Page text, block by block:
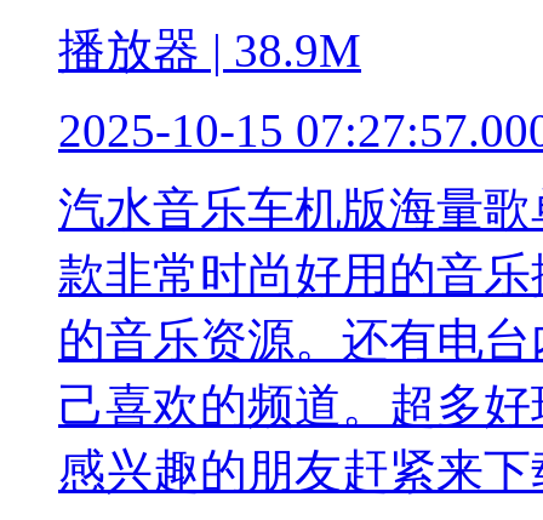
播放器 | 38.9M
2025-10-15
汽水音乐车机版海量
款非常时尚好用的音
的音乐资源。还有电
己喜欢的频道。超多
感兴趣的朋友赶紧来